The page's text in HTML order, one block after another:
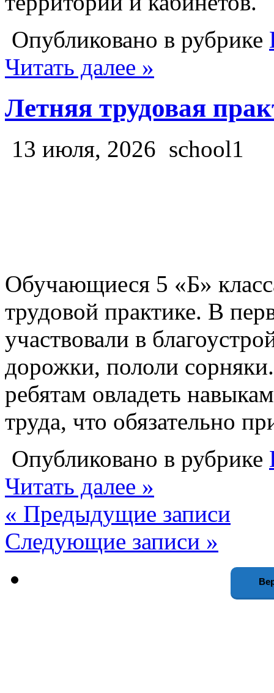
Опубликовано в рубрике
Читать далее »
Летняя трудовая
13 июля, 2026 school1
Обучающиеся 5 «Б»
трудовой практике. В
участвовали в
дорожки, пололи
ребятам овладеть
труда, что обязательно
Опубликовано в рубрике
Читать далее »
« Предыдущие записи
Следующие записи »